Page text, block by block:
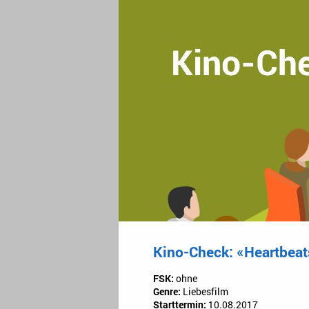
Kino-Check:
FSK: ohne
Genre: Liebesfilm
Starttermin: 10.08.2017